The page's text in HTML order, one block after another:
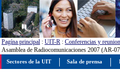
Pagína principal : UIT-R : Conferencias y
Asamblea de Radiocomunicaciones 2007 (AR-
Sectores de la UIT Sala de prensa